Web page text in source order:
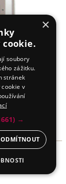
×
soubory
zážitku.
stránek
v
→
ODMÍTNOUT